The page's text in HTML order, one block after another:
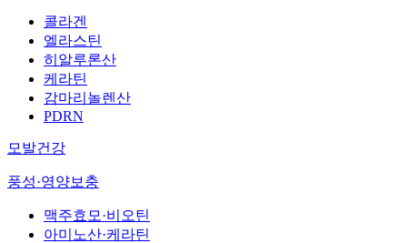
콜라겐
엘라스틴
히알루론산
케라틴
감마리놀렌산
PDRN
모발건강
풍성·영양보충
맥주효모·비오틴
아미노산·케라틴